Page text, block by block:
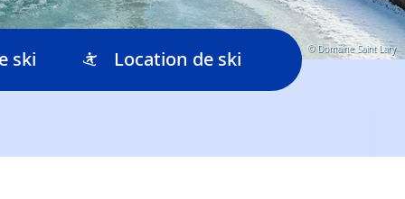
© Domaine Saint Lary
ski Location de ski